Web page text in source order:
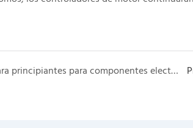
Guía para principiantes para componentes electrónicos clave en un tren motriz EV